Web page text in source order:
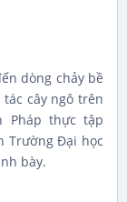
dòng chảy bề
cây ngô trên
Pháp thực tập
Trường Đại học
bày.